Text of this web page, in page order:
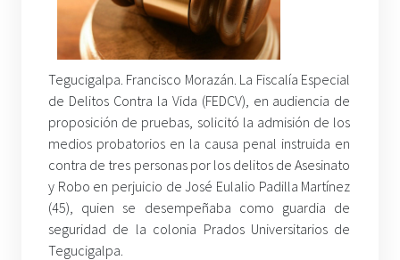
Tegucigalpa. Francisco Morazán. La Fiscalía Especial
de Delitos Contra la Vida (FEDCV), en audiencia de
proposición de pruebas, solicitó la admisión de los
medios probatorios en la causa penal instruida en
contra de tres personas por los delitos de Asesinato
y Robo en perjuicio de José Eulalio Padilla Martínez
(45), quien se desempeñaba como guardia de
seguridad de la colonia Prados Universitarios de
Tegucigalpa.